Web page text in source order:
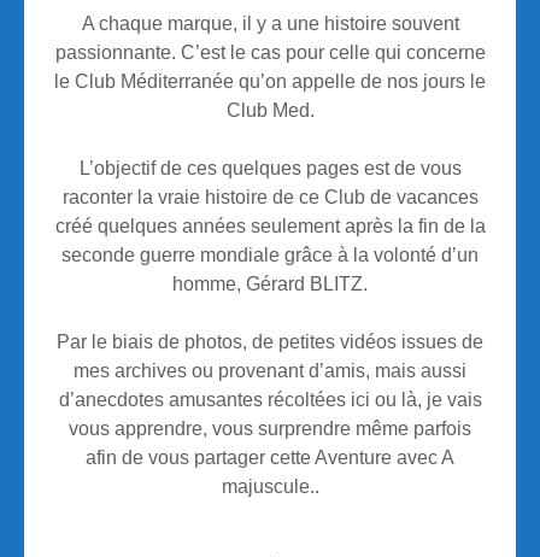
A chaque marque, il y a une histoire souvent
passionnante. C’est le cas pour celle qui concerne
le Club Méditerranée qu’on appelle de nos jours le
Club Med.
L’objectif de ces quelques pages est de vous
raconter la vraie histoire de ce Club de vacances
créé quelques années seulement après la fin de la
seconde guerre mondiale grâce à la volonté d’un
homme, Gérard BLITZ.
Par le biais de photos, de petites vidéos issues de
mes archives ou provenant d’amis, mais aussi
d’anecdotes amusantes récoltées ici ou là, je vais
vous apprendre, vous surprendre même parfois
afin de vous partager cette Aventure avec A
majuscule..